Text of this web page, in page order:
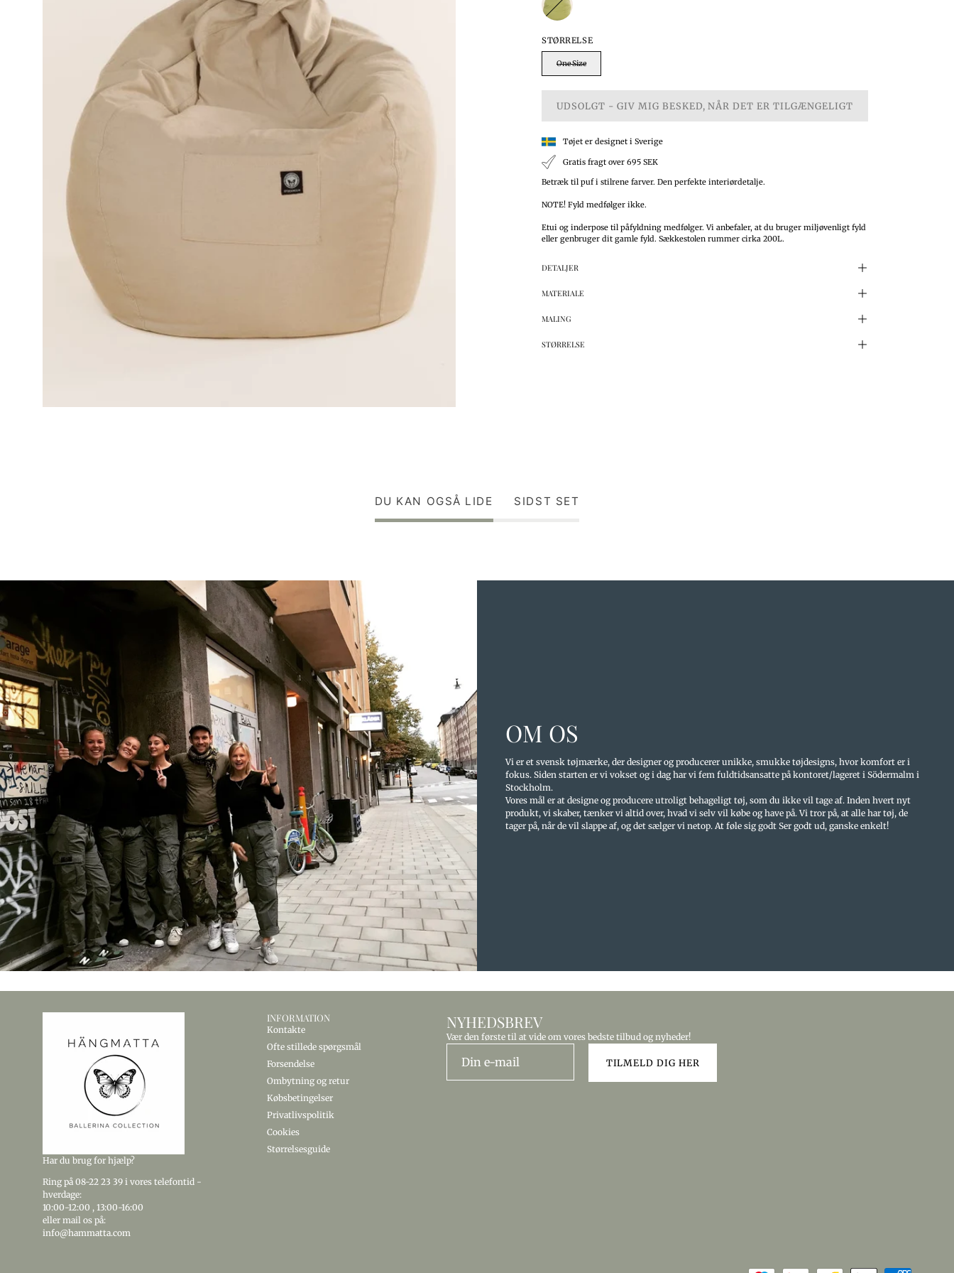
STØRRELSE
One Size
UDSOLGT - GIV MIG BESKED, NÅR DET ER TILGÆNGELIGT
Tøjet er designet i Sverige
Gratis fragt over 695 SEK
Betræk til puf i stilrene farver. Den perfekte interiørdetalje.
NOTE! Fyld medfølger ikke.
Etui og inderpose til påfyldning medfølger. Vi anbefaler, at du bruger miljøvenligt fyld
eller genbruger dit gamle fyld. Sækkestolen rummer cirka 200L.
DETALJER
MATERIALE
MALING
STØRRELSE
DU KAN OGSÅ LIDE SIDST SET
OM OS
Vi er et svensk tøjmærke, der designer og producerer unikke, smukke tøjdesigns, hvor komfort er i
fokus. Siden starten er vi vokset og i dag har vi fem fuldtidsansatte på kontoret/lageret i Södermalm i
Stockholm.
Vores mål er at designe og producere utroligt behageligt tøj, som du ikke vil tage af. Inden hvert nyt
produkt, vi skaber, tænker vi altid over, hvad vi selv vil købe og have på. Vi tror på, at alle har tøj, de
tager på, når de vil slappe af, og det sælger vi netop. At føle sig godt Ser godt ud, ganske enkelt!
Har du brug for hjælp?
Ring på 08-22 23 39 i vores telefontid -
hverdage:
10:00-12:00 , 13:00-16:00
eller mail os på:
info@hammatta.com
INFORMATION
Kontakte
Ofte stillede spørgsmål
Forsendelse
Ombytning og retur
Købsbetingelser
Privatlivspolitik
Cookies
Størrelsesguide
NYHEDSBREV
Vær den første til at vide om vores bedste tilbud og nyheder!
TILMELD DIG HER